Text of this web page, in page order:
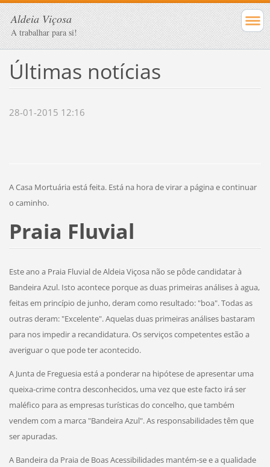
Aldeia Viçosa
A trabalhar para si!
Últimas notícias
28-01-2015 12:16
A Casa Mortuária está feita. Está na hora de virar a página e continuar
o caminho.
Praia Fluvial
Este ano a Praia Fluvial de Aldeia Viçosa não se pôde candidatar à
Bandeira Azul. Isto acontece porque as duas primeiras análises à agua,
feitas em princípio de junho, deram como resultado: "boa". Todas as
outras deram: "Excelente". Aquelas duas primeirasanálises bastaram
para nos impedir a recandidatura. Os serviços competentes estão a
averiguar o que pode ter acontecido.
A Junta de Freguesia está a ponderar na hipótese de apresentar uma
queixa-crime contra desconhecidos, uma vez que este facto irá ser
maléfico para as empresas turísticas do concelho, que também
vendem com a marca "Bandeira Azul". As responsabilidades têm que
ser apuradas.
A Bandeira da Praia de Boas Acessibilidades mantém-se e a qualidade